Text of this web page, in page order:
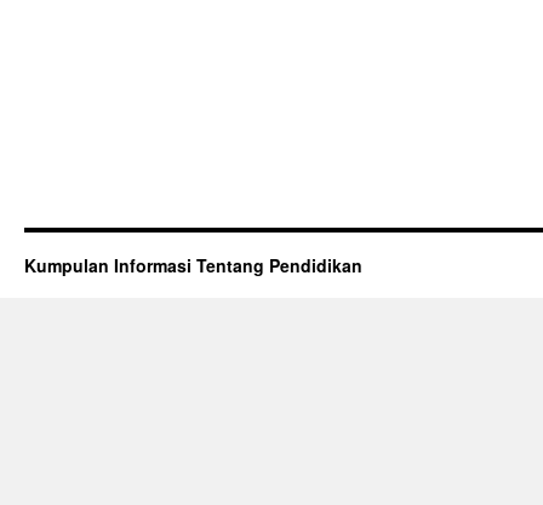
Kumpulan Informasi Tentang Pendidikan